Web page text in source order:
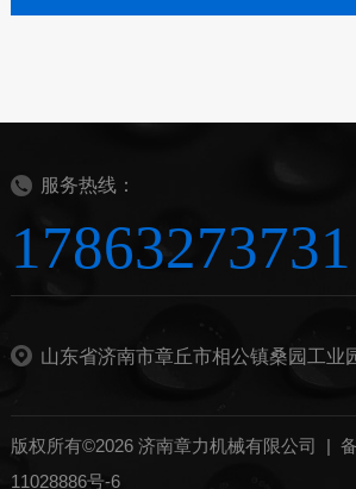
服务热线：
17863273731
山东省济南市章丘市相公镇桑园工业
版权所有©2026 济南章力机械有限公司 |
11028886号-6